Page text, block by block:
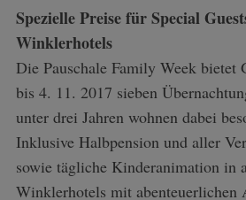
Spezielle Preise für Special
Winklerhotels
Die Pauschale Family Week bietet
bis 4. 11. 2017 sieben
unter drei Jahren wohnen dabei
Inklusive Halbpension und aller
sowie tägliche Kinderanimation in
Winklerhotels mit abenteuerlichen